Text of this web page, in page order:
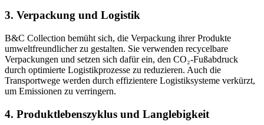
3. Verpackung und Logistik
B&C Collection bemüht sich, die Verpackung ihrer Produkte
umweltfreundlicher zu gestalten. Sie verwenden recycelbare
Verpackungen und setzen sich dafür ein, den CO₂-Fußabdruck
durch optimierte Logistikprozesse zu reduzieren. Auch die
Transportwege werden durch effizientere Logistiksysteme verkürzt,
um Emissionen zu verringern.
4. Produktlebenszyklus und Langlebigkeit